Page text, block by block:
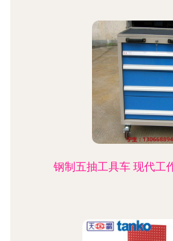
钢制五抽工具车 现代工